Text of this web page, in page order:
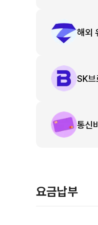
해외
SK브
통신
요금납부